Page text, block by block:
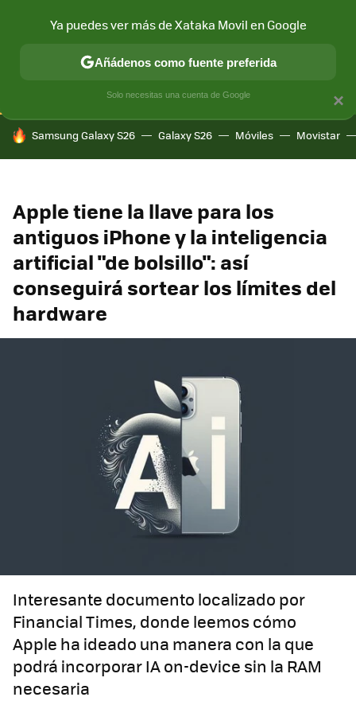
CONECTIVIDAD MÓVIL Y SOCIEDAD APLICACIONES
HOY SE HABLA DE
Samsung Galaxy S26 Galaxy S26 Móviles Movistar
Apple tiene la llave para los
antiguos iPhone y la inteligencia
artificial "de bolsillo": así
conseguirá sortear los límites del
hardware
Interesante documento localizado por
Financial Times, donde leemos cómo
Apple ha ideado una manera con la que
podrá incorporar IA on-device sin la RAM
necesaria
×
Ya puedes ver más de Xataka Movil en Google
Añádenos como fuente preferida
Solo necesitas una cuenta de Google